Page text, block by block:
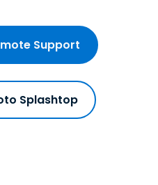
Support
Splashtop